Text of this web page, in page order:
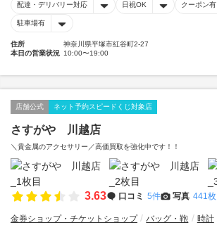
配達・デリバリー対応 日祝OK クーポン有
駐車場有
住所
神奈川県平塚市紅谷町2-27
本日の営業状況 10:00〜19:00
店舗公式 ネット予約スピードくじ対象店
さすがや 川越店
＼貴金属のアクセサリー／高価買取を強化中です！！
3.63 口コミ 5件 写真 441枚
金券ショップ・チケットショップ バッグ・鞄
時計